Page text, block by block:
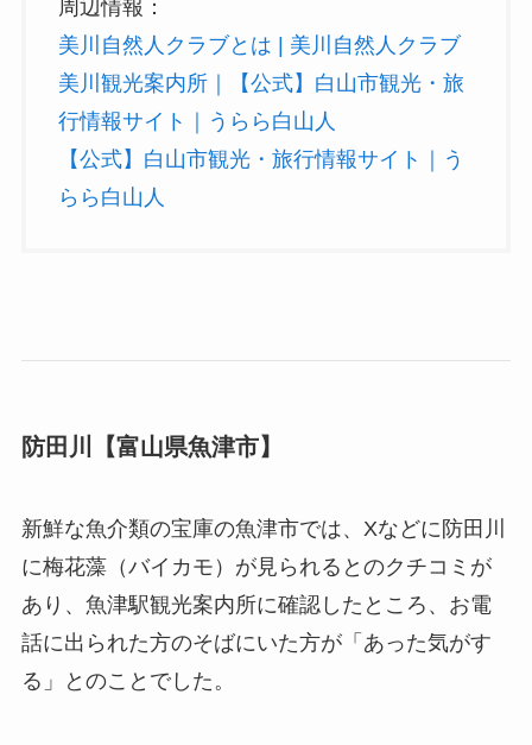
周辺情報：
美川自然人クラブとは | 美川自然人クラブ
美川観光案内所｜【公式】白山市観光・旅
行情報サイト｜うらら白山人
【公式】白山市観光・旅行情報サイト｜う
らら白山人
防田川【富山県魚津市】
新鮮な魚介類の宝庫の魚津市では、Xなどに防田川
に梅花藻（バイカモ）が見られるとのクチコミが
あり、魚津駅観光案内所に確認したところ、お電
話に出られた方のそばにいた方が「あった気がす
る」とのことでした。